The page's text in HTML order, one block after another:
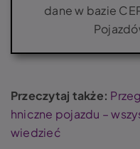
dane w bazie
Przeczytaj także:
hniczne pojazdu –
wiedzieć